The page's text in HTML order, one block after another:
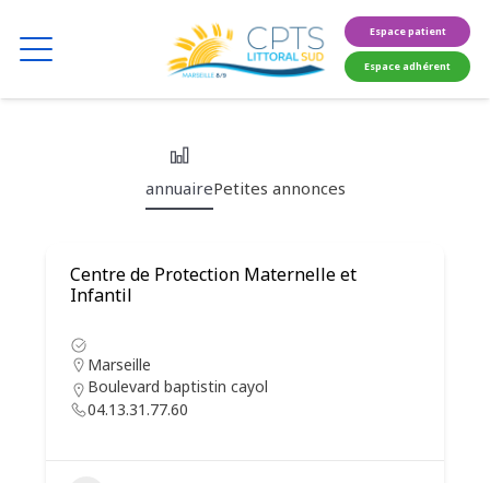
Espace patient
Espace adhérent
annuairePetites annonces
Centre de Protection Maternelle et
Infantil
Marseille
Boulevard baptistin cayol
04.13.31.77.60